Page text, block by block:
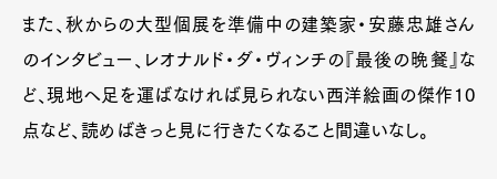
また、秋からの大型個展を準備中の建築家・安藤忠雄さん
のインタビュー、レオナルド・ダ・ヴィンチの『最後の晩餐』な
ど、現地へ足を運ばなければ見られない西洋絵画の傑作10
点など、読めばきっと見に行きたくなること間違いなし。